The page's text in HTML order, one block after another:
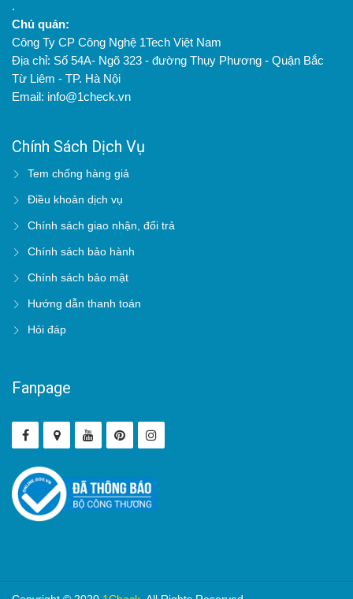
.
Chủ quản:
Công Ty CP Công Nghệ 1Tech Việt Nam
Địa chỉ: Số 54A- Ngõ 323 - đường Thụy Phương - Quận Bắc
Từ Liêm - TP. Hà Nội
Email: info@1check.vn
Chính Sách Dịch Vụ
Tem chống hàng giả
Điều khoản dịch vụ
Chính sách giao nhận, đổi trả
Chính sách bảo hành
Chính sách bảo mật
Hướng dẫn thanh toán
Hỏi đáp
Fanpage